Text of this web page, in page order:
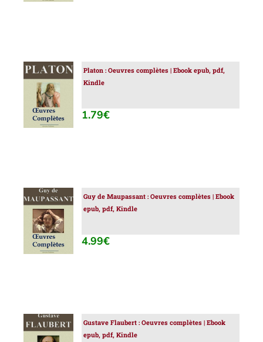
AJOUTER
AU
PANIER
/
DÉTAILS
Platon : Oeuvres complètes | Ebook epub, pdf,
Kindle
1.79€
AJOUTER
AU
PANIER
/
DÉTAILS
Guy de Maupassant : Oeuvres complètes | Ebook
epub, pdf, Kindle
4.99€
AJOUTER
AU
Gustave Flaubert : Oeuvres complètes | Ebook
epub, pdf, Kindle